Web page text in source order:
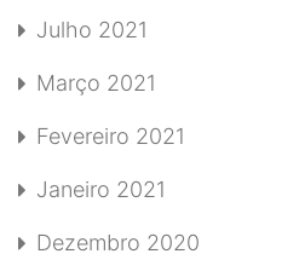
Julho 2021
Março 2021
Fevereiro 2021
Janeiro 2021
Dezembro 2020